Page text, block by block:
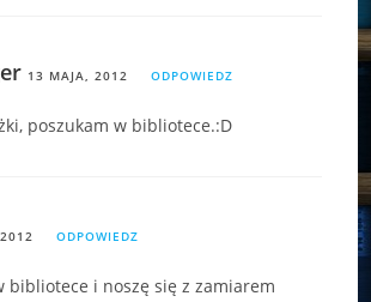
13 MAJA, 2012 ODPOWIEDZ
poszukam w bibliotece.:D
ODPOWIEDZ
bibliotece i noszę się z zamiarem